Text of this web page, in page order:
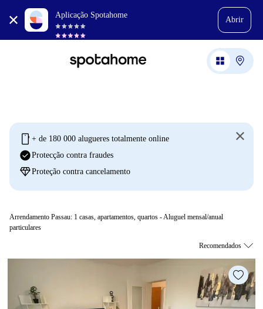
Aplicação Spotahome
Abrir
mobile + de 180 000 alugueres totalmente online
check_circleProtecção contra fraudes
diamondProteção contra cancelamento
Arrendamento Passau: 1 casas, apartamentos, quartos - Aluguel mensal/anual
particulares